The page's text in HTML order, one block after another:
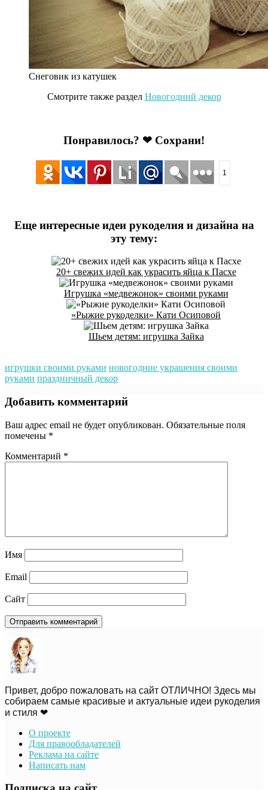
Снеговик из катушек
Смотрите также раздел Новогодний декор
Понравилось? ❤ Сохрани!
1
Еще интересные идеи рукоделия и дизайна на
эту тему:
20+ свежих идей как украсить яйца к Пасхе
Игрушка «медвежонок» своими руками
«Рыжие рукоделки» Кати Осиповой
Шьем детям: игрушка Зайка
игрушки своими руками новогодние украшения своими
руками праздничный декор
Добавить комментарий
Ваш адрес email не будет опубликован. Обязательные поля
помечены *
Комментарий *
Имя
Email
Сайт
Привет, добро пожаловать на сайт ОТЛИЧНО! Здесь мы
собираем самые красивые и актуальные идеи рукоделия
и стиля ❤
О проекте
Для правообладателей
Реклама на сайте
Написать нам